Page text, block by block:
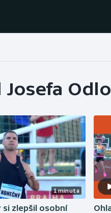
Judo
Krasobruslení
Lezení
Lyže a snowboard
1 minuta
si zlepšil osobní